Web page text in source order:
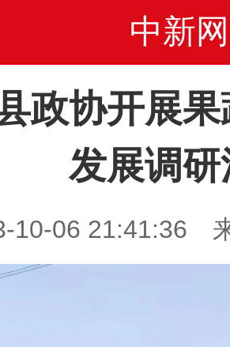
中新网
政协开展
发展调研
10-06 21:41:36